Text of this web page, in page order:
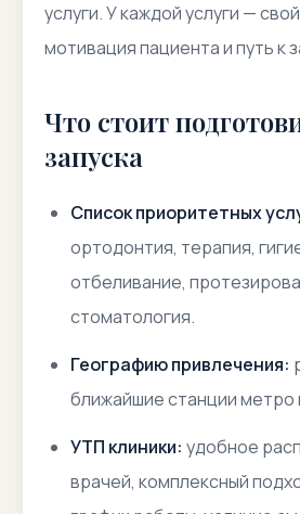
услуги. У каждой услуги —
мотивация пациента и путь к
Что стоит
запуска
Список приоритетных
ортодонтия, терапия,
отбеливание,
стоматология.
Географию привлечения:
ближайшие станции метро
УТП клиники: удобное
врачей, комплексный